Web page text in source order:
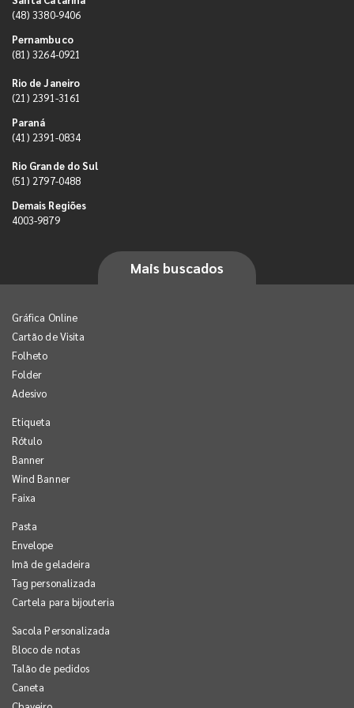
(48) 3380-9406
Pernambuco
(81) 3264-0921
Rio de Janeiro
(21) 2391-3161
Paraná
(41) 2391-0834
Rio Grande do Sul
(51) 2797-0488
Demais Regiões
4003-9879
Mais buscados
Gráfica Online
Cartão de Visita
Folheto
Folder
Adesivo
Etiqueta
Rótulo
Banner
Wind Banner
Faixa
Pasta
Envelope
Imã de geladeira
Tag personalizada
Cartela para bijouteria
Sacola Personalizada
Bloco de notas
Talão de pedidos
Caneta